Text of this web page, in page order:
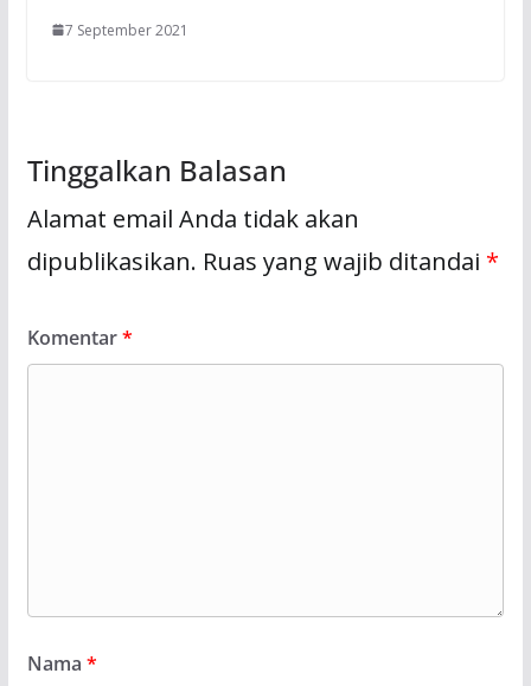
7 September 2021
Tinggalkan Balasan
Alamat email Anda tidak akan
dipublikasikan. Ruas yang wajib ditandai *
Komentar*
Nama *